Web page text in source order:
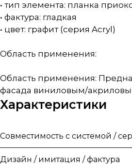
• тип элемента: планка
• фактура: гладкая
• цвет: графит (серия Acryl)
Область применения:
Область применения:
фасада виниловым/
Характеристики
Совместимость с системой /
Дизайн / имитация / фактура